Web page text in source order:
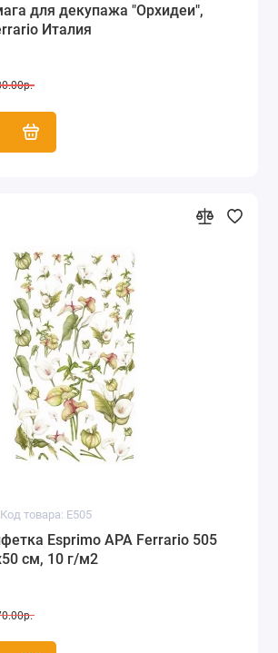
для декупажа "Орхидеи",
Италия
Код товара: E505
Esprimo APA Ferrario 505
см, 10 г/м2